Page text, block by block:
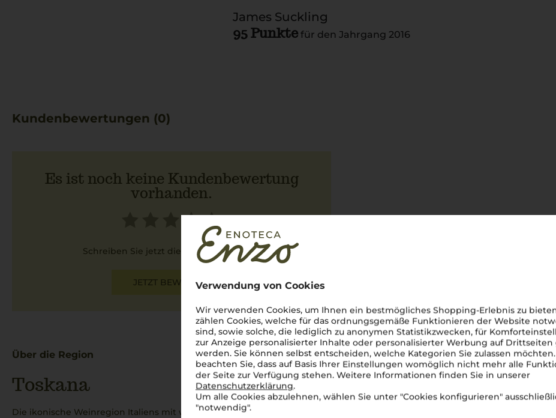
Verwendung von Cookies
Wir verwenden Cookies, um Ihnen ein bestmögliches Shopping-Erlebnis zu
zählen Cookies, welche für das ordnungsgemäße Funktionieren der Website
sind, sowie solche, die lediglich zu anonymen Statistikzwecken, für
zur Anzeige personalisierter Inhalte oder personalisierter Werbung auf
werden. Sie können selbst entscheiden, welche Kategorien Sie zulassen
beachten Sie, dass auf Basis Ihrer Einstellungen womöglich nicht mehr alle
der Seite zur Verfügung stehen. Weitere Informationen finden Sie in unserer
Datenschutzerklärung.
Um alle Cookies abzulehnen, wählen Sie unter "Cookies konfigurieren"
"notwendig".
James Suckling
95 Punkte für den Jahrgang 2016
Kundenbewertungen (0)
Es ist noch keine Kundenbewertung
vorhanden.
Schreiben Sie jetzt die erste Bewertung!
JETZT BEWERTEN
Über die Region
Toskana
Die ikonische Weinregion Italiens mit weltberühmten Klassikern